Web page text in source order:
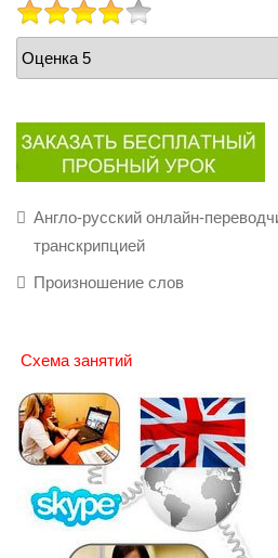
РЕЙТИНГ:
4
/5
Пожалуйста,
оцените
Англо-русский онлайн-
транскрипцией
Произношение слов
Схема занятий